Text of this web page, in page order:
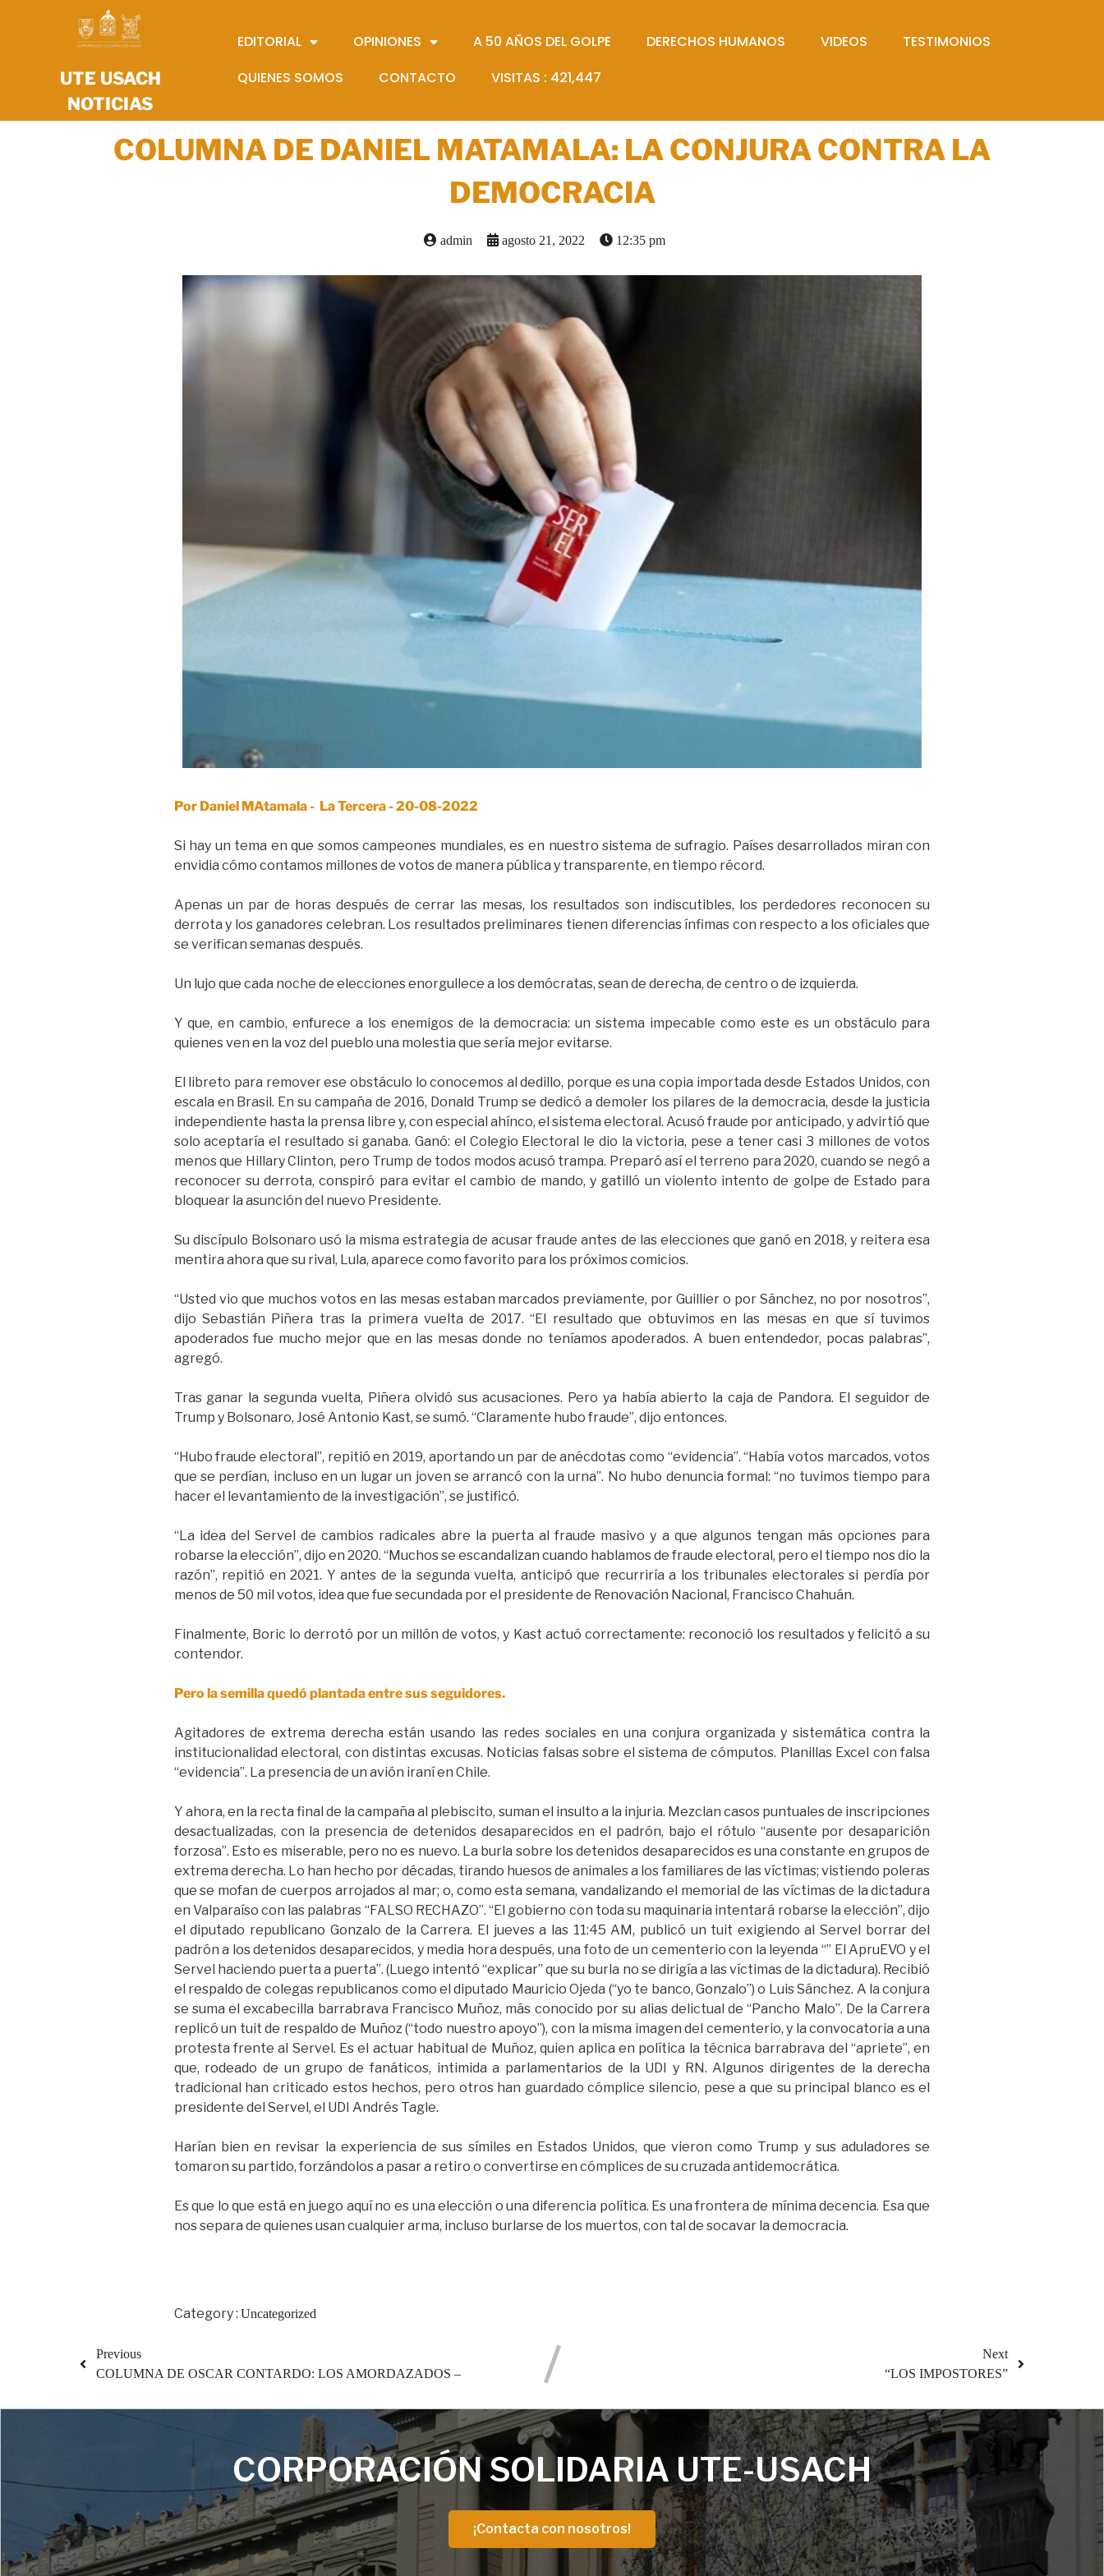
UTE USACH
NOTICIAS
EDITORIAL OPINIONES A 50 AÑOS DEL GOLPE DERECHOS HUMANOS VIDEOS
TESTIMONIOS
QUIENES SOMOS
CONTACTO VISITAS : 421,447
COLUMNA DE DANIEL MATAMALA: LA CONJURA CONTRA LA
DEMOCRACIA
admin agosto 21, 2022 12:35 pm
Por Daniel MAtamala - La Tercera - 20-08-2022
Si hay un tema en que somos campeones mundiales, es en nuestro sistema de sufragio. Países desarrollados miran con
envidia cómo contamos millones de votos de manera pública y transparente, en tiempo récord.
Apenas un par de horas después de cerrar las mesas, los resultados son indiscutibles, los perdedores reconocen su
derrota y los ganadores celebran. Los resultados preliminares tienen diferencias ínfimas con respecto a los oficiales que
se verifican semanas después.
Un lujo que cada noche de elecciones enorgullece a los demócratas, sean de derecha, de centro o de izquierda.
Y que, en cambio, enfurece a los enemigos de la democracia: un sistema impecable como este es un obstáculo para
quienes ven en la voz del pueblo una molestia que sería mejor evitarse.
El libreto para remover ese obstáculo lo conocemos al dedillo, porque es una copia importada desde Estados Unidos, con
escala en Brasil. En su campaña de 2016, Donald Trump se dedicó a demoler los pilares de la democracia, desde la justicia
independiente hasta la prensa libre y, con especial ahínco, el sistema electoral. Acusó fraude por anticipado, y advirtió que
solo aceptaría el resultado si ganaba. Ganó: el Colegio Electoral le dio la victoria, pese a tener casi 3 millones de votos
menos que Hillary Clinton, pero Trump de todos modos acusó trampa. Preparó así el terreno para 2020, cuando se negó a
reconocer su derrota, conspiró para evitar el cambio de mando, y gatilló un violento intento de golpe de Estado para
bloquear la asunción del nuevo Presidente.
Su discípulo Bolsonaro usó la misma estrategia de acusar fraude antes de las elecciones que ganó en 2018, y reitera esa
mentira ahora que su rival, Lula, aparece como favorito para los próximos comicios.
“Usted vio que muchos votos en las mesas estaban marcados previamente, por Guillier o por Sánchez, no por nosotros”,
dijo Sebastián Piñera tras la primera vuelta de 2017. “El resultado que obtuvimos en las mesas en que sí tuvimos
apoderados fue mucho mejor que en las mesas donde no teníamos apoderados. A buen entendedor, pocas palabras”,
agregó.
Tras ganar la segunda vuelta, Piñera olvidó sus acusaciones. Pero ya había abierto la caja de Pandora. El seguidor de
Trump y Bolsonaro, José Antonio Kast, se sumó. “Claramente hubo fraude”, dijo entonces.
“Hubo fraude electoral”, repitió en 2019, aportando un par de anécdotas como “evidencia”. “Había votos marcados, votos
que se perdían, incluso en un lugar un joven se arrancó con la urna”. No hubo denuncia formal: “no tuvimos tiempo para
hacer el levantamiento de la investigación”, se justificó.
“La idea del Servel de cambios radicales abre la puerta al fraude masivo y a que algunos tengan más opciones para
robarse la elección”, dijo en 2020. “Muchos se escandalizan cuando hablamos de fraude electoral, pero el tiempo nos dio la
razón”, repitió en 2021. Y antes de la segunda vuelta, anticipó que recurriría a los tribunales electorales si perdía por
menos de 50 mil votos, idea que fue secundada por el presidente de Renovación Nacional, Francisco Chahuán.
Finalmente, Boric lo derrotó por un millón de votos, y Kast actuó correctamente: reconoció los resultados y felicitó a su
contendor.
Pero la semilla quedó plantada entre sus seguidores.
Agitadores de extrema derecha están usando las redes sociales en una conjura organizada y sistemática contra la
institucionalidad electoral, con distintas excusas. Noticias falsas sobre el sistema de cómputos. Planillas Excel con falsa
“evidencia”. La presencia de un avión iraní en Chile.
Y ahora, en la recta final de la campaña al plebiscito, suman el insulto a la injuria. Mezclan casos puntuales de inscripciones
desactualizadas, con la presencia de detenidos desaparecidos en el padrón, bajo el rótulo “ausente por desaparición
forzosa”. Esto es miserable, pero no es nuevo. La burla sobre los detenidos desaparecidos es una constante en grupos de
extrema derecha. Lo han hecho por décadas, tirando huesos de animales a los familiares de las víctimas; vistiendo poleras
que se mofan de cuerpos arrojados al mar; o, como esta semana, vandalizando el memorial de las víctimas de la dictadura
en Valparaíso con las palabras “FALSO RECHAZO”. “El gobierno con toda su maquinaria intentará robarse la elección”, dijo
el diputado republicano Gonzalo de la Carrera. El jueves a las 11:45 AM, publicó un tuit exigiendo al Servel borrar del
padrón a los detenidos desaparecidos, y media hora después, una foto de un cementerio con la leyenda “” El ApruEVO y el
Servel haciendo puerta a puerta”. (Luego intentó “explicar” que su burla no se dirigía a las víctimas de la dictadura). Recibió
el respaldo de colegas republicanos como el diputado Mauricio Ojeda (“yo te banco, Gonzalo”) o Luis Sánchez. A la conjura
se suma el excabecilla barrabrava Francisco Muñoz, más conocido por su alias delictual de “Pancho Malo”. De la Carrera
replicó un tuit de respaldo de Muñoz (“todo nuestro apoyo”), con la misma imagen del cementerio, y la convocatoria a una
protesta frente al Servel. Es el actuar habitual de Muñoz, quien aplica en política la técnica barrabrava del “apriete”, en
que, rodeado de un grupo de fanáticos, intimida a parlamentarios de la UDI y RN. Algunos dirigentes de la derecha
tradicional han criticado estos hechos, pero otros han guardado cómplice silencio, pese a que su principal blanco es el
presidente del Servel, el UDI Andrés Tagle.
Harían bien en revisar la experiencia de sus símiles en Estados Unidos, que vieron como Trump y sus aduladores se
tomaron su partido, forzándolos a pasar a retiro o convertirse en cómplices de su cruzada antidemocrática.
Es que lo que está en juego aquí no es una elección o una diferencia política. Es una frontera de mínima decencia. Esa que
nos separa de quienes usan cualquier arma, incluso burlarse de los muertos, con tal de socavar la democracia.
Category : Uncategorized
Previous
COLUMNA DE OSCAR CONTARDO: LOS AMORDAZADOS –
Next
“LOS IMPOSTORES”
CORPORACIÓN SOLIDARIA UTE-USACH
¡Contacta con nosotros!